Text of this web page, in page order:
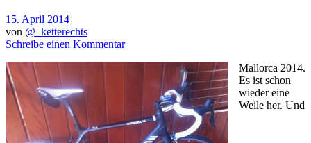
15. April 2014
von @_ketterechts
Schreibe einen Kommentar
Mallorca 2014.
Es ist schon
wieder eine
Weile her. Und